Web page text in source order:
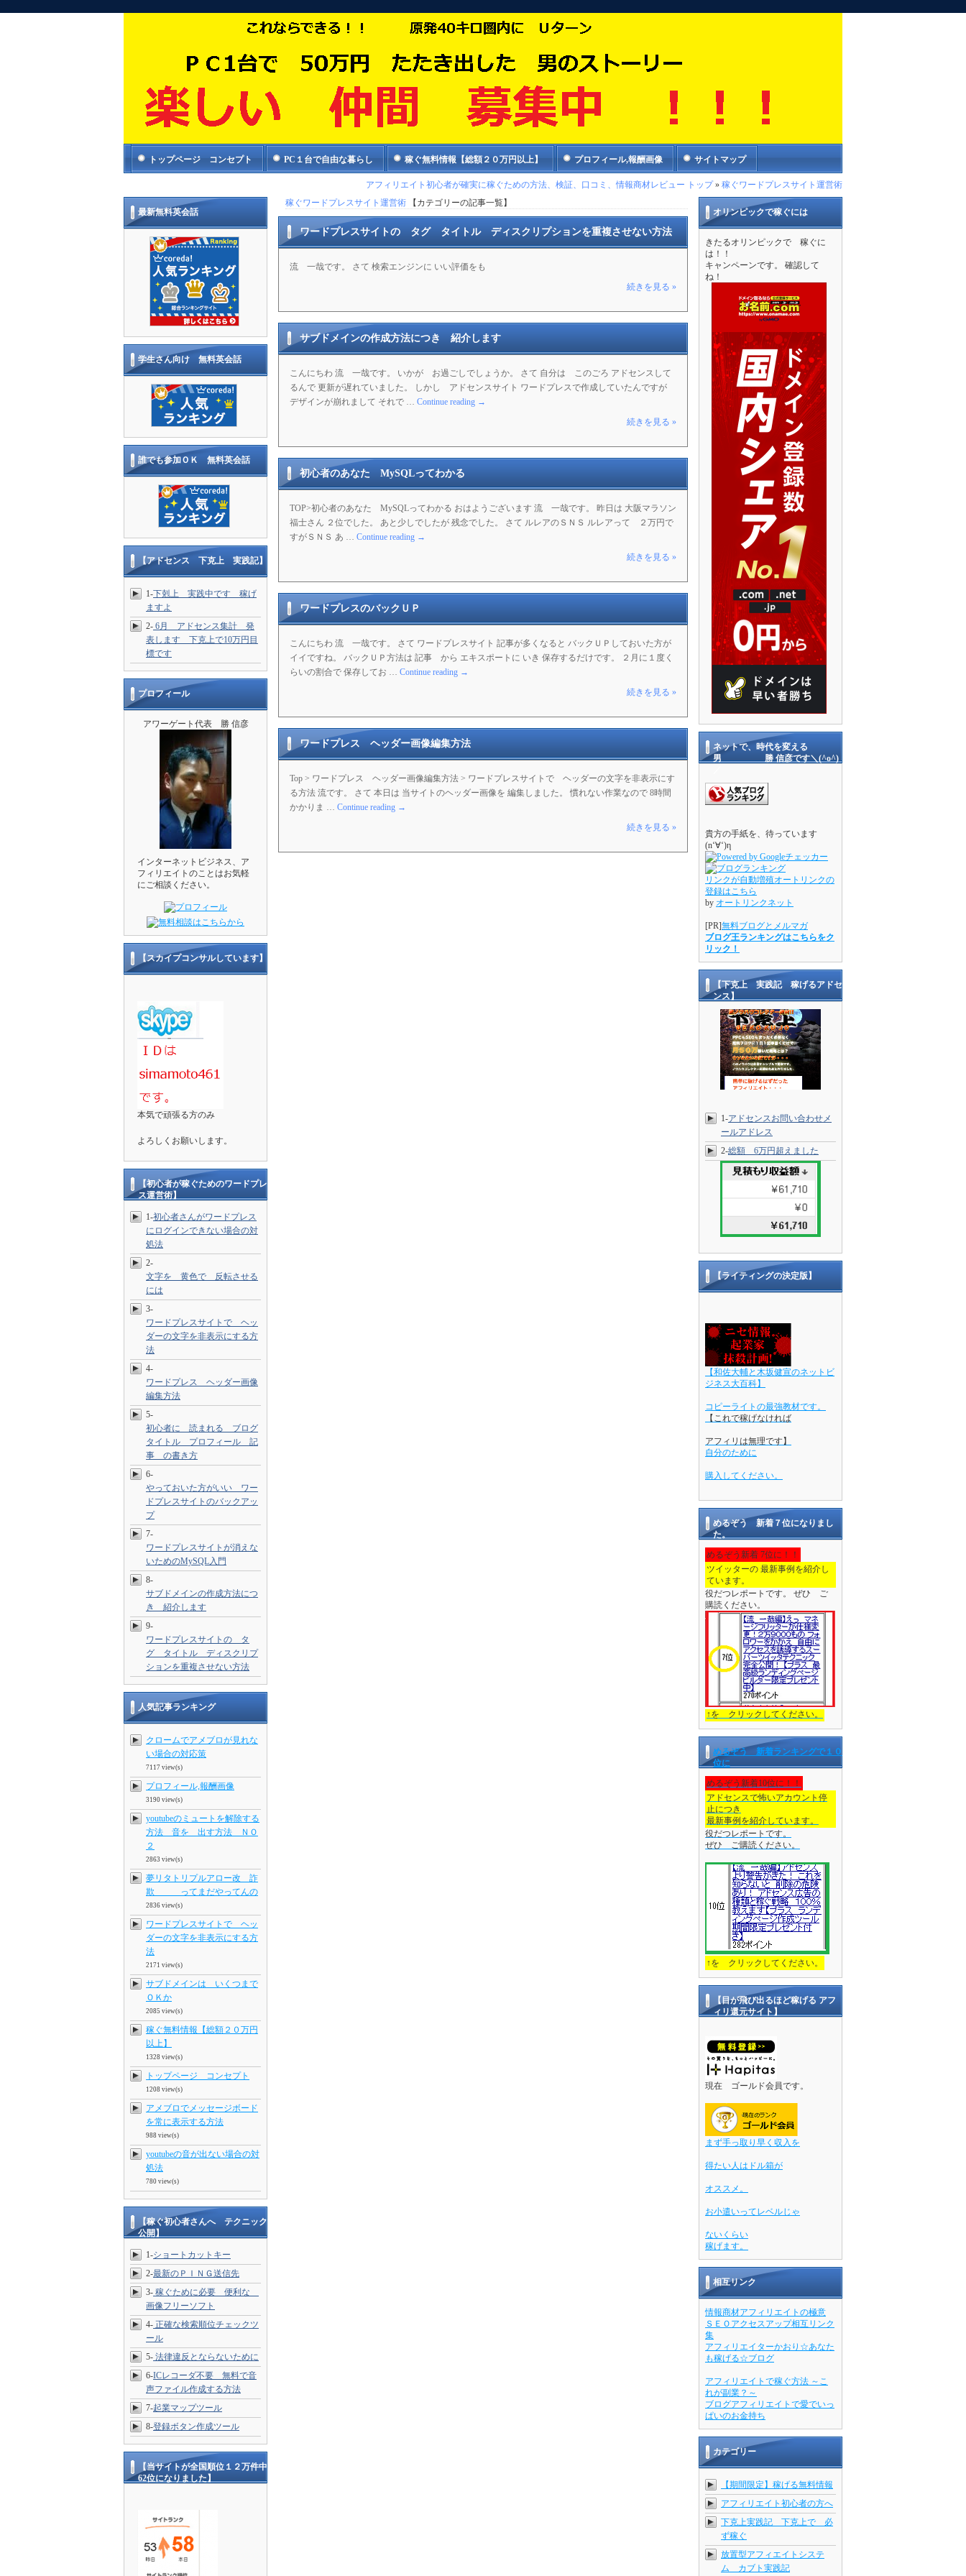
トップページ コンセプト PC１台で自由な暮らし 稼ぐ無料情報【総額２０万円以上】 プロフィール,報酬画像 サイトマップ
アフィリエイト初心者が確実に稼ぐための方法、検証、口コミ、情報商材レビュー トップ» 稼ぐワードプレスサイト運営術
稼ぐワードプレスサイト運営術 【カテゴリーの記事一覧】
ワードプレスサイトの タグ タイトル ディスクリプションを重複させない方法
流 一哉です。 さて 検索エンジンに いい評価をも
続きを見る »
サブドメインの作成方法につき 紹介します
こんにちわ 流 一哉です。 いかが お過ごしでしょうか。 さて 自分は このごろ アドセンスして
るんで 更新が遅れていました。 しかし アドセンスサイト ワードプレスで作成していたんですが
デザインが崩れまして それで … Continue reading →
続きを見る »
初心者のあなた MySQLってわかる
TOP>初心者のあなた MySQLってわかる おはようございます 流 一哉です。 昨日は 大阪マラソン
福士さん ２位でした。 あと少しでしたが 残念でした。 さて ルレアのＳＮＳ ルレアって ２万円で
すがＳＮＳ あ … Continue reading →
続きを見る »
ワードプレスのバックＵＰ
こんにちわ 流 一哉です。 さて ワードプレスサイト 記事が多くなると バックＵＰしておいた方が
イイですね。 バックＵＰ方法は 記事 から エキスポートに いき 保存するだけです。 ２月に１度く
らいの割合で 保存してお … Continue reading →
続きを見る »
ワードプレス ヘッダー画像編集方法
Top > ワードプレス ヘッダー画像編集方法 > ワードプレスサイトで ヘッダーの文字を非表示にす
る方法 流です。 さて 本日は 当サイトのヘッダー画像を 編集しました。 慣れない作業なので 8時間
かかりま … Continue reading →
続きを見る »
オリンピックで稼ぐには
きたるオリンピックで 稼ぐに
は！！
キャンペーンです。 確認して
ね！
ネットで、時代を変える
男 勝 信彦です＼(^o^)
貴方の手紙を、待っています
(n‘∀‘)η
リンクが自動増殖オートリンクの
登録はこちら
by オートリンクネット
[PR]無料ブログとメルマガ
ブログ王ランキングはこちらをク
リック！
【下克上 実践記 稼げるアドセ
ンス】
1-アドセンスお問い合わせメ
ールアドレス
2-総額 6万円超えました
【ライティングの決定版】
【和佐大輔と木坂健宣のネットビ
ジネス大百科】
コピーライトの最強教材です。
【これで稼げなければ
アフィリは無理です】
自分のために
購入してください。
めるぞう 新着７位になりまし
た。
めるぞう新着 7位に！！
ツイッターの 最新事例を紹介し
ています。
役だつレポートです。 ぜひ ご
購読ください。
↑を クリックしてください。
めるぞう 新着ランキングで１０
位に
めるぞう新着10位に！！
アドセンスで怖いアカウント停
止につき
最新事例を紹介しています。
役だつレポートです。
ぜひ ご購読ください。
↑を クリックしてください。
【目が飛び出るほど稼げる アフ
ィリ還元サイト】
現在 ゴールド会員です。
まず手っ取り早く収入を
得たい人はドル箱が
オススメ。
お小遣いってレベルじゃ
ないくらい
稼げます。
相互リンク
情報商材アフィリエイトの極意
ＳＥＯアクセスアップ相互リンク
集
アフィリエイターかおり☆あなた
も稼げる☆ブログ
アフィリエイトで稼ぐ方法 ～こ
れが副業？～
ブログアフィリエイトで愛でいっ
ぱいのお金持ち
カテゴリー
【期間限定】稼げる無料情報
アフィリエイト初心者の方へ
下克上実践記 下克上で 必
ず稼ぐ
放置型アフィエイトシステ
ム カブト実践記
最新無料英会話
学生さん向け 無料英会話
誰でも参加ＯＫ 無料英会話
【アドセンス 下克上 実践記】
1-下剋上 実践中です 稼げ
ますよ
2- 6月 アドセンス集計 発
表します 下克上で10万円目
標です
プロフィール
アワーゲート代表 勝 信彦
インターネットビジネス、ア
フィリエイトのことはお気軽
にご相談ください。
【スカイプコンサルしています】
本気で頑張る方のみ
よろしくお願いします。
【初心者が稼ぐためのワードプレ
ス運営術】
1-初心者さんがワードプレス
にログインできない場合の対
処法
2-
文字を 黄色で 反転させる
には
3-
ワードプレスサイトで ヘッ
ダーの文字を非表示にする方
法
4-
ワードプレス ヘッダー画像
編集方法
5-
初心者に 読まれる ブログ
タイトル プロフィール 記
事 の書き方
6-
やっておいた方がいい ワー
ドプレスサイトのバックアッ
プ
7-
ワードプレスサイトが消えな
いためのMySQL入門
8-
サブドメインの作成方法につ
き 紹介します
9-
ワードプレスサイトの タ
グ タイトル ディスクリプ
ションを重複させない方法
人気記事ランキング
クロームでアメブロが見れな
い場合の対応策
7117 view(s)
プロフィール,報酬画像
3190 view(s)
youtubeのミュートを解除する
方法 音を 出す方法 ＮＯ
２
2863 view(s)
夢リタトリプルアロー改 詐
欺 ってまだやってんの
2836 view(s)
ワードプレスサイトで ヘッ
ダーの文字を非表示にする方
法
2171 view(s)
サブドメインは いくつまで
ＯＫか
2085 view(s)
稼ぐ無料情報【総額２０万円
以上】
1328 view(s)
トップページ コンセプト
1208 view(s)
アメブロでメッセージボード
を常に表示する方法
988 view(s)
youtubeの音が出ない場合の対
処法
780 view(s)
【稼ぐ初心者さんへ テクニック
公開】
1-ショートカットキー
2-最新のＰＩＮＧ送信先
3- 稼ぐために必要 便利な
画像フリーソフト
4- 正確な検索順位チェックツ
ール
5- 法律違反とならないために
6-ICレコーダ不要 無料で音
声ファイル作成する方法
7-起業マップツール
8-登録ボタン作成ツール
【当サイトが全国順位１２万件中
62位になりました】